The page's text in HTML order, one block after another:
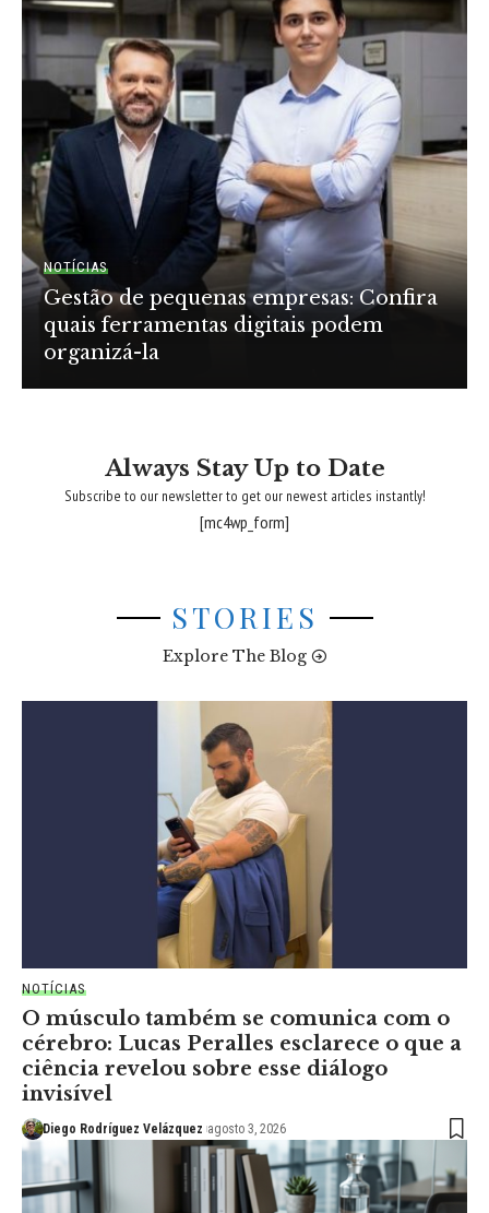
NOTÍCIAS
Gestão de pequenas empresas: Confira
quais ferramentas digitais podem
organizá-la
Always Stay Up to Date
Subscribe to our newsletter to get our newest articles instantly!
[mc4wp_form]
STORIES
Explore The Blog
NOTÍCIAS
O músculo também se comunica com o
cérebro: Lucas Peralles esclarece o que a
ciência revelou sobre esse diálogo
invisível
Diego Rodríguez Velázquez agosto 3, 2026